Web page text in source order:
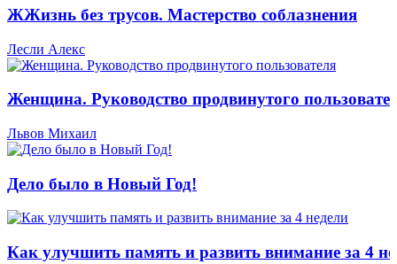
ЖЖизнь без трусов. Мастерство соблазнения
Лесли Алекс
Женщина. Руководство продвинутого
Львов Михаил
Дело было в Новый Год!
Как улучшить память и развить внимание за 4